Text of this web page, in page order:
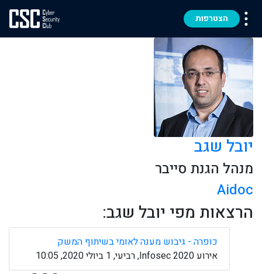
הצטרפות
יובל שגב
מנהל הגנת סייבר
Aidoc
הרצאות מפי יובל שגב:
כופרה - גיבוש מענה לאומי בשיתוף המשק
אירוע Infosec 2020, רביעי, 1 ביולי 2020, 10:05